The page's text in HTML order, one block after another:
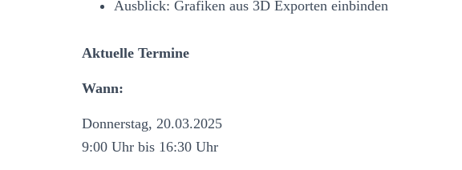
Ausblick: Grafiken aus 3D Exporten einbinden
Aktuelle Termine
Wann:
Donnerstag, 20.03.2025
9:00 Uhr bis 16:30 Uhr